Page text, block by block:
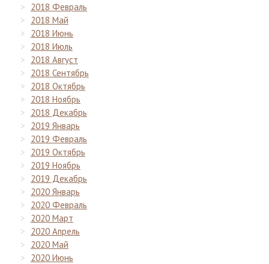
2018 Февраль
2018 Май
2018 Июнь
2018 Июль
2018 Август
2018 Сентябрь
2018 Октябрь
2018 Ноябрь
2018 Декабрь
2019 Январь
2019 Февраль
2019 Октябрь
2019 Ноябрь
2019 Декабрь
2020 Январь
2020 Февраль
2020 Март
2020 Апрель
2020 Май
2020 Июнь